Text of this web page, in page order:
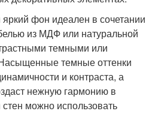
фон идеален в сочетании
из МДФ или натуральной
темными или
темные оттенки
и контраста, а
нежную гармонию в
можно использовать